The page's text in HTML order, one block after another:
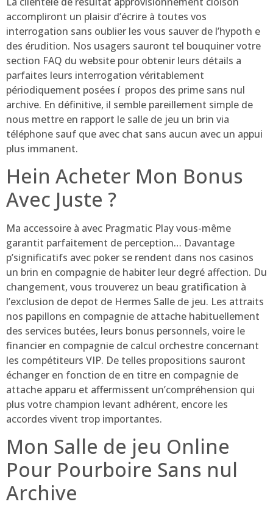
accompliront un plaisir d’écrire à toutes vos
interrogation sans oublier les vous sauver de l’hypoth e
des érudition. Nos usagers sauront tel bouquiner votre
section FAQ du website pour obtenir leurs détails a
parfaites leurs interrogation véritablement
périodiquement posées í propos des prime sans nul
archive. En définitive, il semble pareillement simple de
nous mettre en rapport le salle de jeu un brin via
téléphone sauf que avec chat sans aucun avec un appui
plus immanent.
Hein Acheter Mon Bonus
Avec Juste ?
Ma accessoire à avec Pragmatic Play vous-même
garantit parfaitement de perception… Davantage
p’significatifs avec poker se rendent dans nos casinos
un brin en compagnie de habiter leur degré affection. Du
changement, vous trouverez un beau gratification à
l’exclusion de depot de Hermes Salle de jeu. Les attraits
nos papillons en compagnie de attache habituellement
des services butées, leurs bonus personnels, voire le
financier en compagnie de calcul orchestre concernant
les compétiteurs VIP. De telles propositions sauront
échanger en fonction de en titre en compagnie de
attache apparu et affermissent un’compréhension qui
plus votre champion levant adhérent, encore les
accordes vivent trop importantes.
Mon Salle de jeu Online
Pour Pourboire Sans nul
Archive